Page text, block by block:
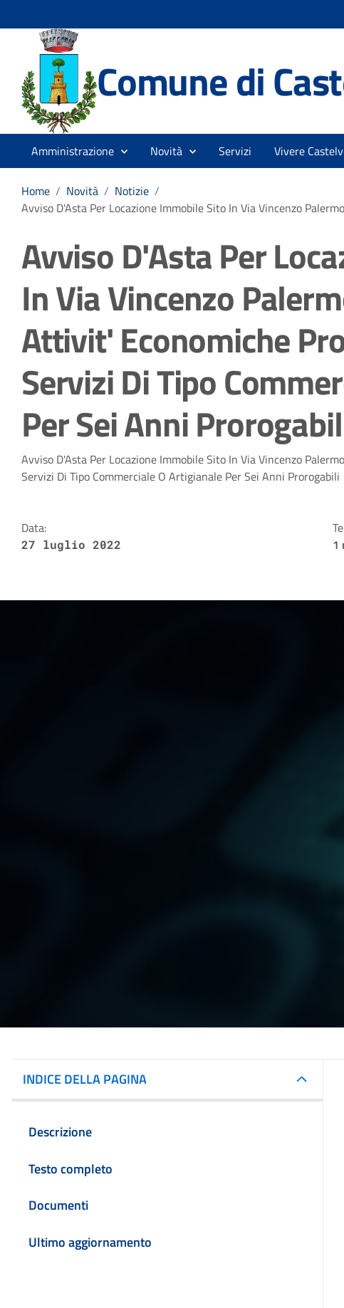
Comune di
Amministrazione Novità Servizi Vivere
Home / Novità / Notizie /
Avviso D'Asta Per Locazione Immobile Sito In Via Vincenzo
Avviso D'Asta Per
In Via Vincenzo
Attivit' Economiche
Servizi Di Tipo
Per Sei Anni
Dettagli della notizia
Avviso D'Asta Per Locazione Immobile Sito In Via Vincenzo
Servizi Di Tipo Commerciale O Artigianale Per Sei Anni Prorogabili
Data:
27 luglio 2022
1
INDICE DELLA PAGINA
Descrizione
Testo completo
Documenti
Ultimo aggiornamento